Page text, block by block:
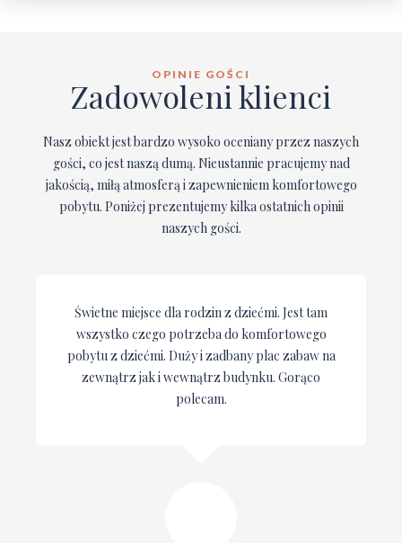
OPINIE GOŚCI
Zadowoleni klienci
Nasz obiekt jest bardzo wysoko oceniany przez naszych
gości, co jest naszą dumą. Nieustannie pracujemy nad
jakością, miłą atmosferą i zapewnieniem komfortowego
pobytu. Poniżej prezentujemy kilka ostatnich opinii
naszych gości.
Świetne miejsce dla rodzin z dziećmi. Jest tam
wszystko czego potrzeba do komfortowego
pobytu z dziećmi. Duży i zadbany plac zabaw na
zewnątrz jak i wewnątrz budynku. Gorąco
polecam.